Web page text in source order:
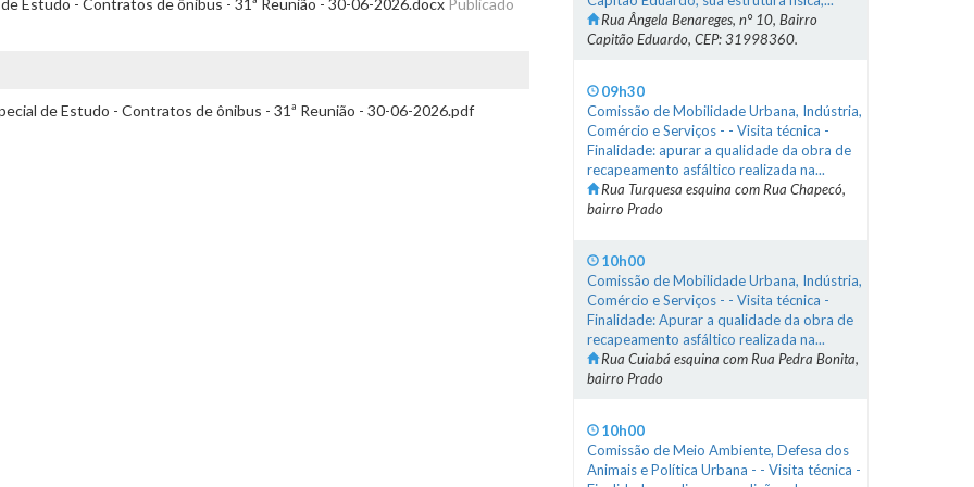
Estudo - Contratos de ônibus - 31ª Reunião - 30-06-2026.docx Publicado
de Estudo - Contratos de ônibus - 31ª Reunião - 30-06-2026.pdf
Rua Ângela Benareges, n° 10, Bairro
Capitão Eduardo, CEP: 31998360.
09h30
Comissão de Mobilidade Urbana, Indústria,
Comércio e Serviços - - Visita técnica -
Finalidade: apurar a qualidade da obra de
recapeamento asfáltico realizada na...
Rua Turquesa esquina com Rua Chapecó,
bairro Prado
10h00
Comissão de Mobilidade Urbana, Indústria,
Comércio e Serviços - - Visita técnica -
Finalidade: Apurar a qualidade da obra de
recapeamento asfáltico realizada na...
Rua Cuiabá esquina com Rua Pedra Bonita,
bairro Prado
10h00
Comissão de Meio Ambiente, Defesa dos
Animais e Política Urbana - - Visita técnica -